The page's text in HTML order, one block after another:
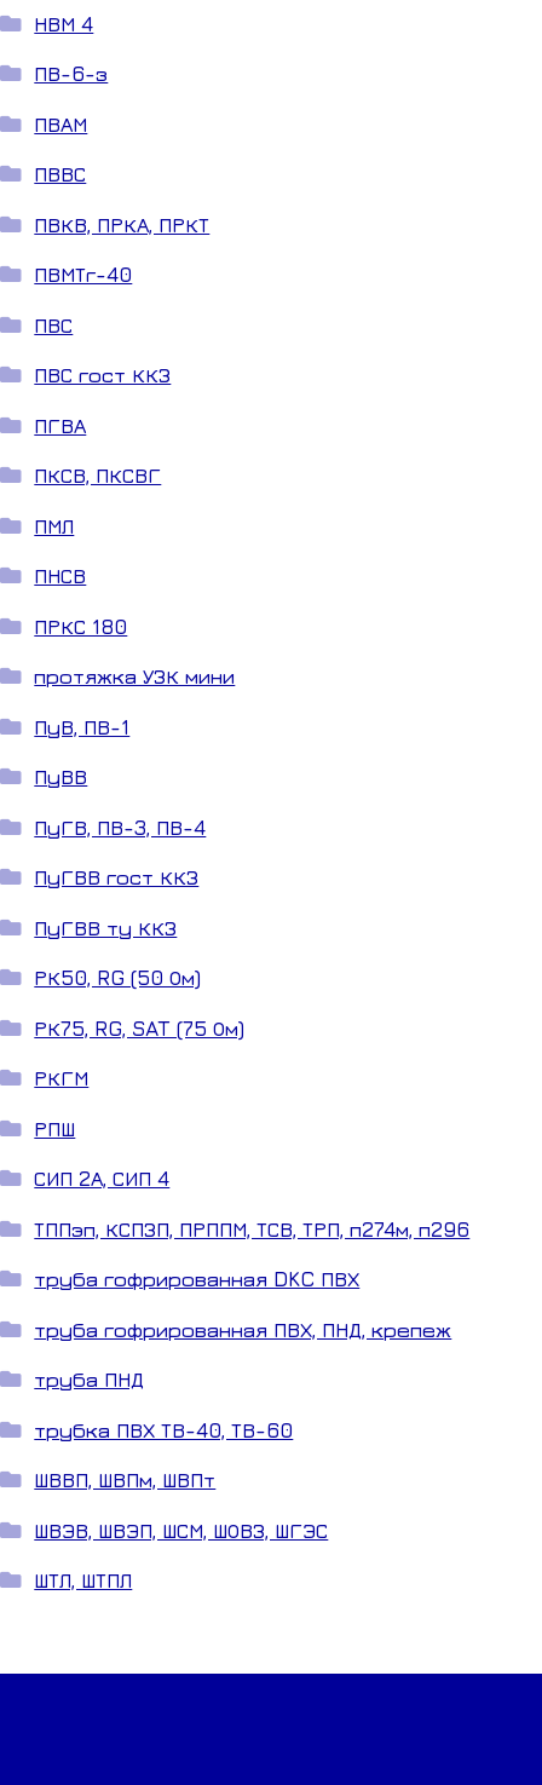
НВМ 4
ПВ-6-з
ПВАМ
ПВВС
ПВКВ, ПРКА, ПРКТ
ПВМТг-40
ПВС
ПВС гост ККЗ
ПГВА
ПКСВ, ПКСВГ
ПМЛ
ПНСВ
ПРКС 180
протяжка УЗК мини
ПуВ, ПВ-1
ПуВВ
ПуГВ, ПВ-3, ПВ-4
ПуГВВ гост ККЗ
ПуГВВ ту ККЗ
РК50, RG (50 Ом)
РК75, RG, SAT (75 Ом)
РКГМ
РПШ
СИП 2А, СИП 4
ТППэп, КСПЗП, ПРППМ, ТСВ, ТРП, п274м, п296
труба гофрированная DKC ПВХ
труба гофрированная ПВХ, ПНД, крепеж
труба ПНД
трубка ПВХ ТВ-40, ТВ-60
ШВВП, ШВПм, ШВПт
ШВЭВ, ШВЭП, ШСМ, ШОВЗ, ШГЭС
ШТЛ, ШТПЛ